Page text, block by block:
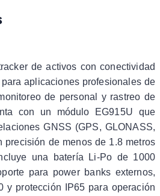
de activos con conectividad
aplicaciones profesionales de
de personal y rastreo de
con un módulo EG915U que
GNSS (GPS, GLONASS,
precisión de menos de 1.8 metros
una batería Li-Po de 1000
para power banks externos,
y protección IP65 para operación